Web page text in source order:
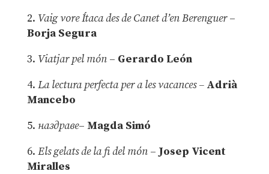
2. Vaig vore Ítaca des de Canet d’en Berenguer–
Borja Segura
3. Viatjar pel món – Gerardo León
4. La lectura perfecta per a les vacances –Adrià
Mancebo
5. наздраве– Magda Simó
6. Els gelats de la fi del món – Josep Vicent
Miralles